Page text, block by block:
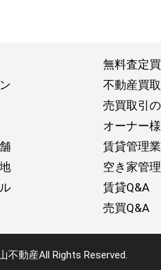
無料査定
不動産買
売買取引
オーナー様
賃貸管理
空き家管
賃貸Q&A
売買Q&A
不動産All Rights Reserved.